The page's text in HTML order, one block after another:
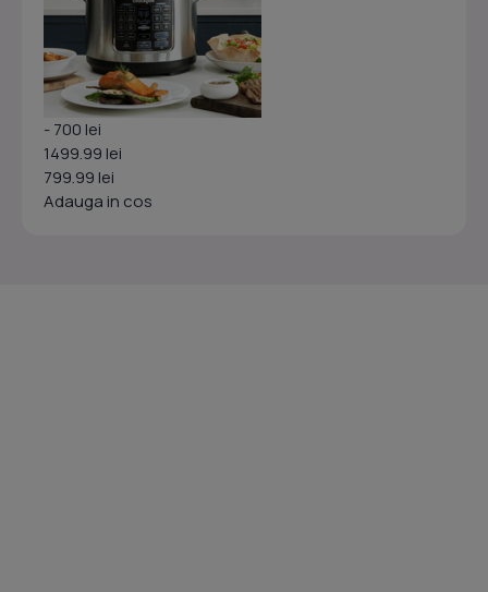
- 700 lei
1499.99 lei
799.99 lei
Adauga in cos